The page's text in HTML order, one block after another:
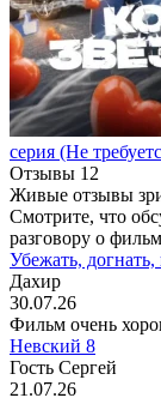
серия (Не
Отзывы 12
Живые отзывы
Смотрите, что
разговору о
Убежать,
Дахир
30.07.26
Фильм очень
Невский 8
Гость Сергей
21.07.26